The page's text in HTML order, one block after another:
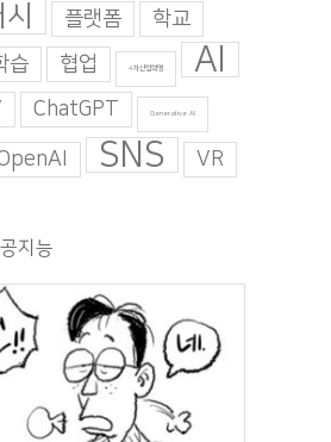
플랫폼
학교
습 협업 4차산업혁명 AI
ChatGPT Generative AI
SNS VR
지능